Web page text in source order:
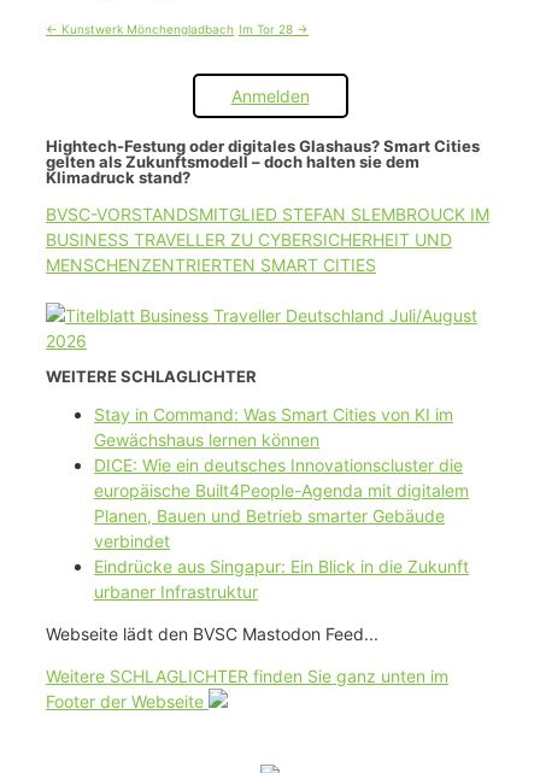
← Kunstwerk Mönchengladbach Im Tor 28 →
Anmelden
Hightech-Festung oder digitales Glashaus? Smart Cities
gelten als Zukunftsmodell – doch halten sie dem
Klimadruck stand?
BVSC-VORSTANDSMITGLIED STEFAN SLEMBROUCK IM
BUSINESS TRAVELLER ZU CYBERSICHERHEIT UND
MENSCHENZENTRIERTEN SMART CITIES
WEITERE SCHLAGLICHTER
Stay in Command: Was Smart Cities von KI im
Gewächshaus lernen können
DICE: Wie ein deutsches Innovationscluster die
europäische Built4People-Agenda mit digitalem
Planen, Bauen und Betrieb smarter Gebäude
verbindet
Eindrücke aus Singapur: Ein Blick in die Zukunft
urbaner Infrastruktur
Webseite lädt den BVSC Mastodon Feed...
Weitere SCHLAGLICHTER finden Sie ganz unten im
Footer der Webseite